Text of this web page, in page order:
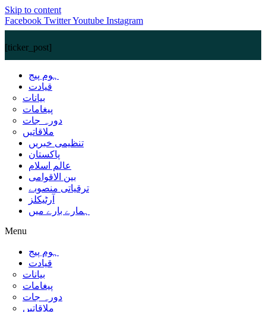
Skip to content
Facebook TwitterYoutube Instagram
[ticker_post]
ہوم پیج
قیادت
بیانات
پیغامات
دورہ جات
ملاقاتیں
تنظیمی خبریں
پاکستان
عالم اسلام
بین الاقوامی
ترقیاتی منصوبے
آرٹیکلز
ہمارے بارے میں
Menu
ہوم پیج
قیادت
بیانات
پیغامات
دورہ جات
ملاقاتیں